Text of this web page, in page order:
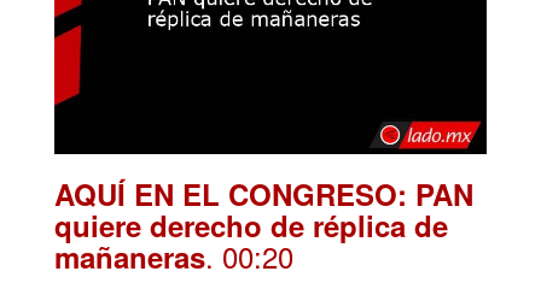
AQUÍ EN EL CONGRESO: PAN
quiere derecho de réplica de
mañaneras. 00:20